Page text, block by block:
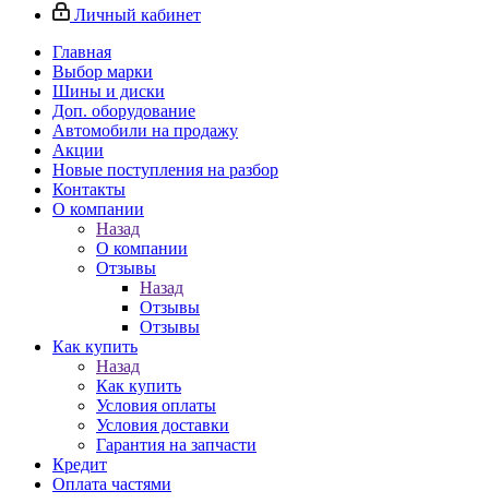
Личный кабинет
Главная
Выбор марки
Шины и диски
Доп. оборудование
Автомобили на продажу
Акции
Новые поступления на разбор
Контакты
О компании
Назад
О компании
Отзывы
Назад
Отзывы
Отзывы
Как купить
Назад
Как купить
Условия оплаты
Условия доставки
Гарантия на запчасти
Кредит
Оплата частями